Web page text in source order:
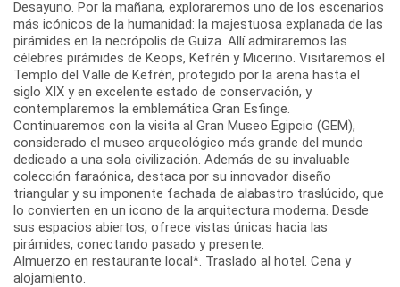
Desayuno. Por la mañana, exploraremos uno de los escenarios
más icónicos de la humanidad: la majestuosa explanada de las
pirámides en la necrópolis de Guiza. Allí admiraremos las
célebres pirámides de Keops, Kefrén y Micerino. Visitaremos el
Templo del Valle de Kefrén, protegido por la arena hasta el
siglo XIX y en excelente estado de conservación, y
contemplaremos la emblemática Gran Esfinge.
Continuaremos con la visita al Gran Museo Egipcio (GEM),
considerado el museo arqueológico más grande del mundo
dedicado a una sola civilización. Además de su invaluable
colección faraónica, destaca por su innovador diseño
triangular y su imponente fachada de alabastro traslúcido, que
lo convierten en un icono de la arquitectura moderna. Desde
sus espacios abiertos, ofrece vistas únicas hacia las
pirámides, conectando pasado y presente.
Almuerzo en restaurante local*. Traslado al hotel. Cena y
alojamiento.